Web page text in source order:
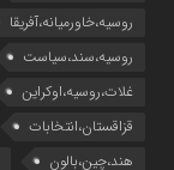
روسیه،خاورمیانه،آفریقا
روسیه،سند،سیاست
غلات،روسیه،اوکراین
قزاقستان،انتخابات
هند،چین،بالون